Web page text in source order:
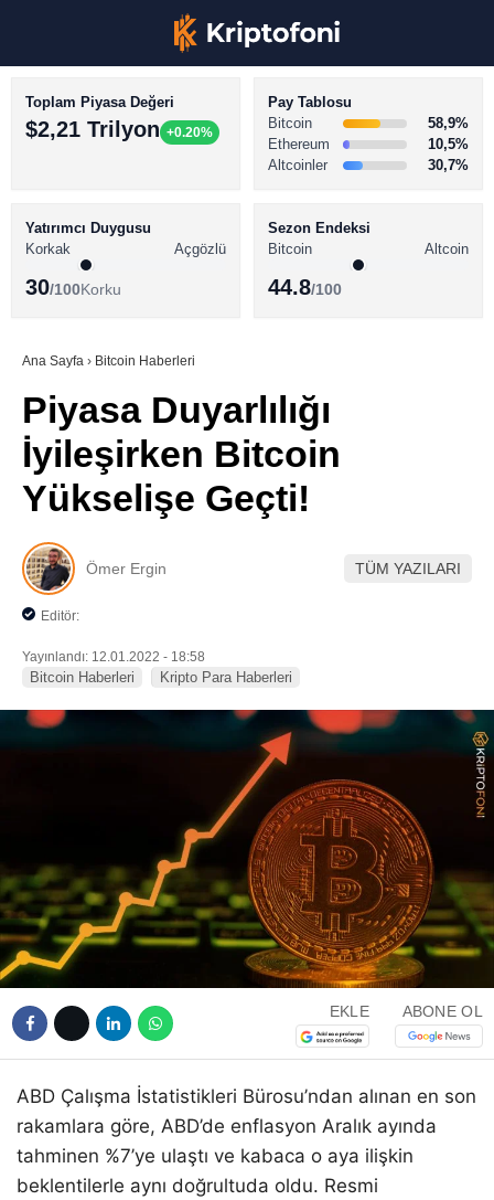
TikTok
BİTCOİN HABERLERİ
ALTCOİN HABERLERİ
SÖZLÜK
Toplam Piyasa Değeri
$2,21 Trilyon +0.20%
Pay Tablosu
Bitcoin
58,9%
Ethereum
10,5%
Altcoinler
30,7%
Yatırımcı Duygusu
Korkak
Açgözlü
30/100Korku
Sezon Endeksi
Bitcoin
Altcoin
44.8/100
Ana Sayfa › Bitcoin Haberleri
Piyasa Duyarlılığı
İyileşirken Bitcoin
Yükselişe Geçti!
Ömer Ergin TÜM YAZILARI
Editör:
Yayınlandı: 12.01.2022 - 18:58
Bitcoin Haberleri Kripto Para Haberleri
EKLE ABONE OL
ABD Çalışma İstatistikleri Bürosu’ndan alınan en son
rakamlara göre, ABD’de enflasyon Aralık ayında
tahminen %7’ye ulaştı ve kabaca o aya ilişkin
beklentilerle aynı doğrultuda oldu. Resmi